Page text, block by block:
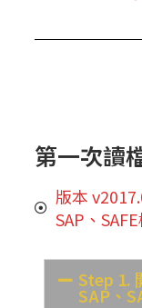
第一次讀
版本
SAP、SAFE
Step 1.
SAP、